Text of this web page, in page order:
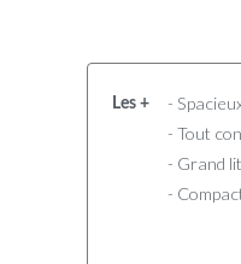
Les +
-
- Tout
- Grand lit
-